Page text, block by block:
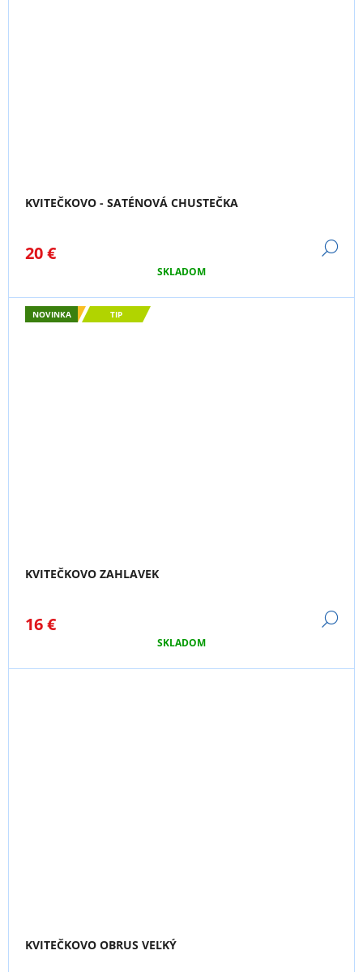
KVITEČKOVO - SATÉNOVÁ CHUSTEČKA
20 €
SKLADOM
NOVINKA TIP
KVITEČKOVO ZAHLAVEK
16 €
SKLADOM
KVITEČKOVO OBRUS VEĽKÝ